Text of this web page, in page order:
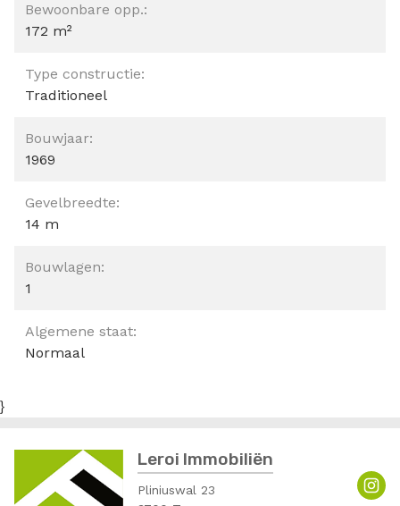
Bewoonbare opp.:
172 m²
Type constructie:
Traditioneel
Bouwjaar:
1969
Gevelbreedte:
14 m
Bouwlagen:
1
Algemene staat:
Normaal
}
Leroi Immobiliën
Pliniuswal 23